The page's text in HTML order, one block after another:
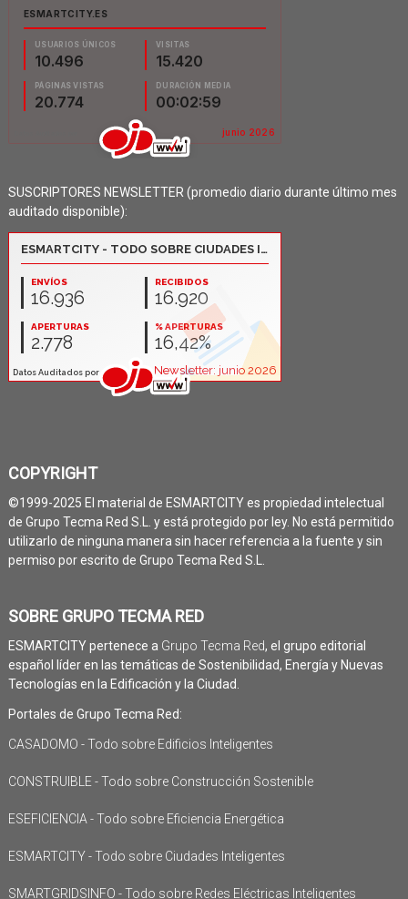
SUSCRIPTORES NEWSLETTER (promedio diario durante último mes
auditado disponible):
COPYRIGHT
©1999-2025 El material de ESMARTCITY es propiedad intelectual
de Grupo Tecma Red S.L. y está protegido por ley. No está permitido
utilizarlo de ninguna manera sin hacer referencia a la fuente y sin
permiso por escrito de Grupo Tecma Red S.L.
SOBRE GRUPO TECMA RED
ESMARTCITY pertenece a Grupo Tecma Red, el grupo editorial
español líder en las temáticas de Sostenibilidad, Energía y Nuevas
Tecnologías en la Edificación y la Ciudad.
Portales de Grupo Tecma Red:
CASADOMO - Todo sobre Edificios Inteligentes
CONSTRUIBLE - Todo sobre Construcción Sostenible
ESEFICIENCIA - Todo sobre Eficiencia Energética
ESMARTCITY - Todo sobre Ciudades Inteligentes
SMARTGRIDSINFO - Todo sobre Redes Eléctricas Inteligentes